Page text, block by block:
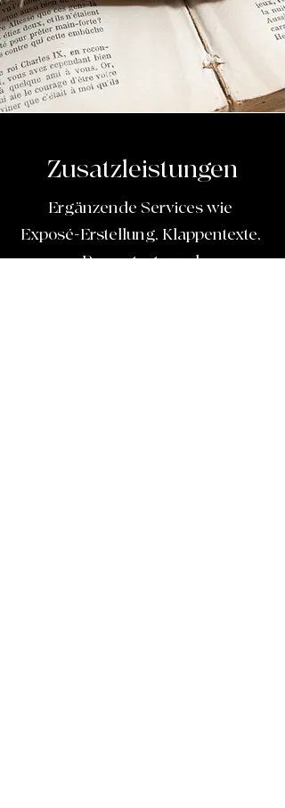
Zusatzleistungen
Ergänzende Services wie
Exposé-Erstellung, Klappentexte,
Pressetexte und